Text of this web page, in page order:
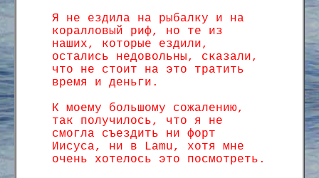
Я не ездила на рыбалку и на
коралловый риф, но те из
наших, которые ездили,
остались недовольны, сказали,
что не стоит на это тратить
время и деньги.
К моему большому сожалению,
так получилось, что я не
смогла съездить ни форт
Иисуса, ни в Lamu, хотя мне
очень хотелось это посмотреть.